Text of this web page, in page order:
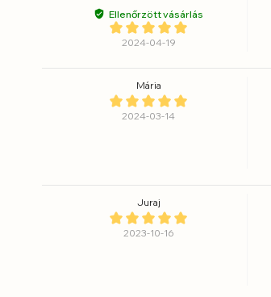
Ellenőrzött vásárlás
2024-04-19
Mária
2024-03-14
Juraj
2023-10-16